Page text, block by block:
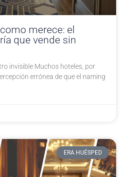
merece: el
que vende sin
invisible Muchos hoteles, por
errónea de que el naming
ERA HUÉSPED